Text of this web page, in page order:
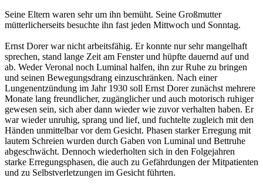
Seine Eltern waren sehr um ihn bemüht. Seine Großmutter
mütterlicherseits besuchte ihn fast jeden Mittwoch und Sonntag.
Ernst Dorer war nicht arbeitsfähig. Er konnte nur sehr mangelhaft
sprechen, stand lange Zeit am Fenster und hüpfte dauernd auf und
ab. Weder Veronal noch Luminal halfen, ihn zur Ruhe zu bringen
und seinen Bewegungsdrang einzuschränken. Nach einer
Lungenentzündung im Jahr 1930 soll Ernst Dorer zunächst mehrere
Monate lang freundlicher, zugänglicher und auch motorisch ruhiger
gewesen sein, sich aber dann wieder wie zuvor verhalten haben. Er
war wieder unruhig, sprang und lief, und fuchtelte zugleich mit den
Händen unmittelbar vor dem Gesicht. Phasen starker Erregung mit
lautem Schreien wurden durch Gaben von Luminal und Bettruhe
abgeschwächt. Dennoch wiederholten sich in den Folgejahren
starke Erregungsphasen, die auch zu Gefährdungen der Mitpatienten
und zu Selbstverletzungen im Gesicht führten.